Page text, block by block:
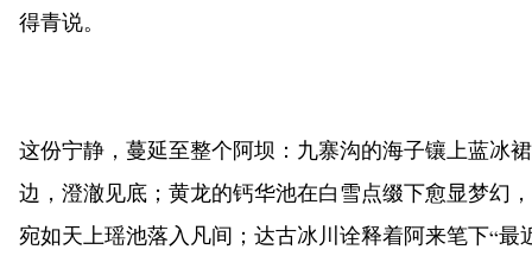
得青说。
这份宁静，蔓延至整个阿坝：九寨沟的海子镶上蓝冰裙
边，澄澈见底；黄龙的钙华池在白雪点缀下愈显梦幻，
宛如天上瑶池落入凡间；达古冰川诠释着阿来笔下“最